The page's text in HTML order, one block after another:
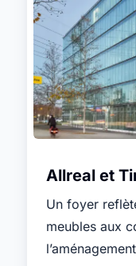
Allreal et
Un foyer
meubles aux